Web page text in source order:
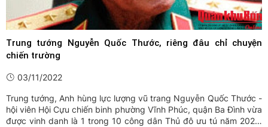
Trung tướng Nguyễn Quốc Thước, riêng đâu chỉ chuyện
chiến trường
03/11/2022
Trung tướng, Anh hùng lực lượng vũ trang Nguyễn Quốc Thước -
hội viên Hội Cựu chiến binh phường Vĩnh Phúc, quận Ba Đình vừa
được vinh danh là 1 trong 10 công dân Thủ đô ưu tú năm 2022.